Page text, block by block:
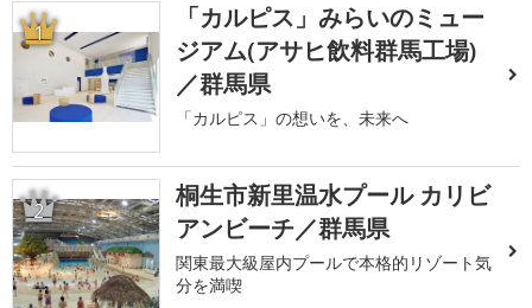
1
「カルピス」みらいのミュー
ジアム(アサヒ飲料群馬工場)
／群馬県
「カルピス」の想いを、未来へ
2
桐生市新里温水プール カリビ
アンビーチ／群馬県
関東最大級屋内プールで本格的リゾート気
分を満喫